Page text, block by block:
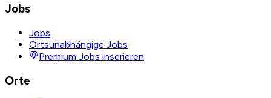
Jobs
Jobs
Ortsunabhängige Jobs
Premium Jobs inserieren
Orte